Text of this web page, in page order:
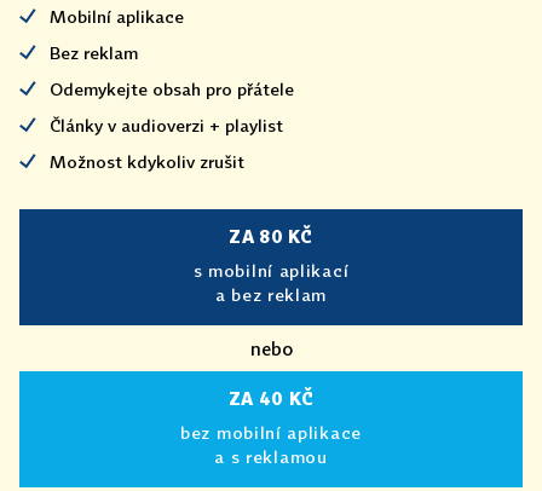
Mobilní aplikace
Bez reklam
Odemykejte obsah pro přátele
Články v audioverzi + playlist
Možnost kdykoliv zrušit
ZA 80 KČ
s mobilní aplikací
a bez reklam
nebo
ZA 40 KČ
bez mobilní aplikace
a s reklamou